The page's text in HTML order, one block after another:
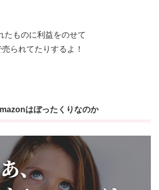
たものに利益をのせて
られてたりするよ！
はぼったくりなのか